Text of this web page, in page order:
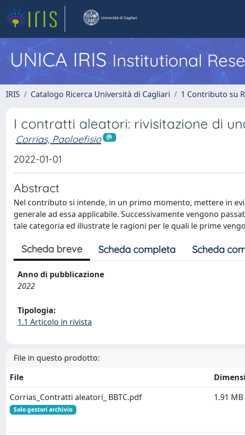
UNICA IRISInstitutional
IRIS Catalogo Ricerca Università di Cagliari 1 Contributo su
I contratti aleatori: rivisitazione di
Corrias, Paoloefisio
2022-01-01
Abstract
Nel contributo si intende, in un primo momento, mettere in
generale ad essa applicabile. Successivamente vengono
tale categoria ed illustrate le ragioni per le quali le prime
Scheda breve Scheda completa Scheda
Anno di pubblicazione
2022
Tipologia:
1.1 Articolo in rivista
File in questo prodotto:
File
Corrias_Contratti aleatori_ BBTC.pdf
Solo gestori archivio
1.91 MB